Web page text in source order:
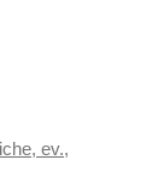
ev.,